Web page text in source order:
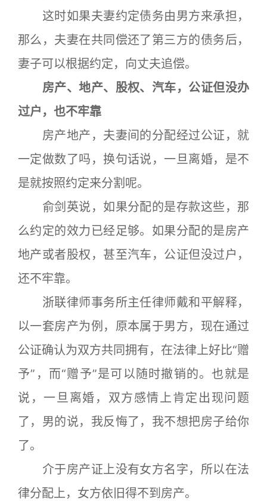
这时如果夫妻约定债务由男方来承担，
那么，夫妻在共同偿还了第三方的债务后，
妻子可以根据约定，向丈夫追偿。
房产、地产、股权、汽车，公证但没办
过户，也不牢靠
房产地产，夫妻间的分配经过公证，就
一定做数了吗，换句话说，一旦离婚，是不
是就按照约定来分割呢。
俞剑英说，如果分配的是存款这些，那
么约定的效力已经足够。如果分配的是房产
地产或者股权，甚至汽车，公证但没过户，
还不牢靠。
浙联律师事务所主任律师戴和平解释，
以一套房产为例，原本属于男方，现在通过
公证确认为双方共同拥有，在法律上好比“赠
予”，而“赠予”是可以随时撤销的。也就是
说，一旦离婚，双方感情上肯定出现问题
了，男的说，我反悔了，我不想把房子给你
了。
介于房产证上没有女方名字，所以在法
律分配上，女方依旧得不到房产。